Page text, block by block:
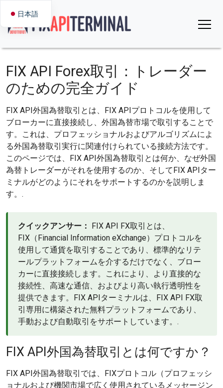
FIX API Forex取引：トレーダー
のための完全ガイド
FIX API外国為替取引とは、FIX APIプロトコルを使用して
ブローカーに直接接続し、外国為替市場で取引することで
す。これは、プロフェッショナルおよびアルゴリズムによ
る外国為替取引実行に関連付けられている接続方法です。
このページでは、FIX API外国為替取引とは何か、なぜ外国
為替トレーダーがそれを使用するのか、そしてFIX APIター
ミナルがどのようにそれをサポートするのかを説明しま
す。.
クイックアンサー：
FIX API FX取引とは、
FIX（Financial Information eXchange）プロトコルを
使用して通貨を取引することであり、標準的なリテ
ールプラットフォームを介するだけでなく、ブロー
カーに直接接続します。これにより、より直接的な
接続性、高速な通信、およびより高い執行透明性を
提供できます。FIX APIターミナルは、FIX API FX取
引専用に構築された無料プラットフォームであり、
手動および自動取引をサポートしています。.
FIX API外国為替取引とは何ですか？
FIX API外国為替取引では、FIXプロトコル（プロフェッシ
ョナルおよび機関市場で広く使用されているメッセージン
日本語